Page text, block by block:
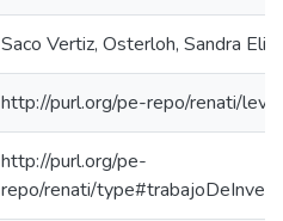
Saco Vertiz, Osterloh, Sandra
http://purl.org/pe-repo/renati/
http://purl.org/pe-
repo/renati/